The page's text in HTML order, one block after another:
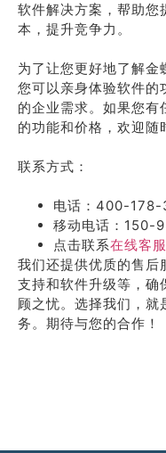
软件解决方案，帮助您
本，提升竞争力。
为了让您更好地了解金
您可以亲身体验软件的
的企业需求。如果您有
的功能和价格，欢迎随
联系方式：
电话：400-
移动电话：150-
点击联系在线客服
我们还提供优质的售后
支持和软件升级等，确
顾之忧。选择我们，就
务。期待与您的合作！